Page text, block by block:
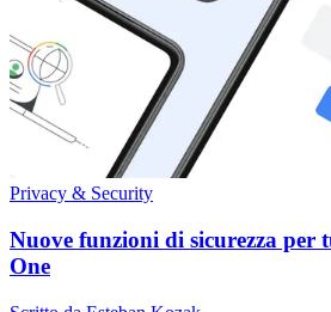
Privacy & Security
Nuove funzioni di sicurezza per
One